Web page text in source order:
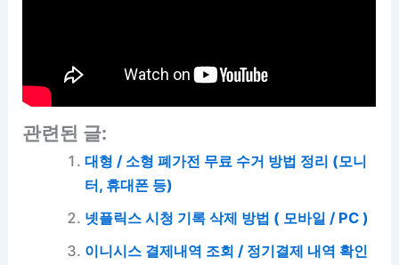
관련된 글:
대형 / 소형 폐가전 무료 수거 방법 정리 (모니
터, 휴대폰 등)
넷플릭스 시청 기록 삭제 방법 ( 모바일 / PC )
이니시스 결제내역 조회 / 정기결제 내역 확인